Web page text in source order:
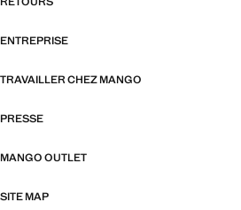
ENTREPRISE
TRAVAILLER CHEZ MANGO
PRESSE
MANGO OUTLET
SITE MAP